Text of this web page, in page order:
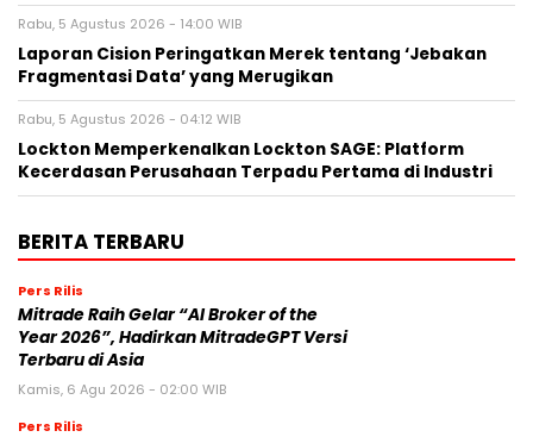
Rabu, 5 Agustus 2026 - 14:00 WIB
Laporan Cision Peringatkan Merek tentang ‘Jebakan
Fragmentasi Data’ yang Merugikan
Rabu, 5 Agustus 2026 - 04:12 WIB
Lockton Memperkenalkan Lockton SAGE: Platform
Kecerdasan Perusahaan Terpadu Pertama di Industri
BERITA TERBARU
Pers Rilis
Mitrade Raih Gelar “AI Broker of the
Year 2026”, Hadirkan MitradeGPT Versi
Terbaru di Asia
Kamis, 6 Agu 2026 - 02:00 WIB
Pers Rilis